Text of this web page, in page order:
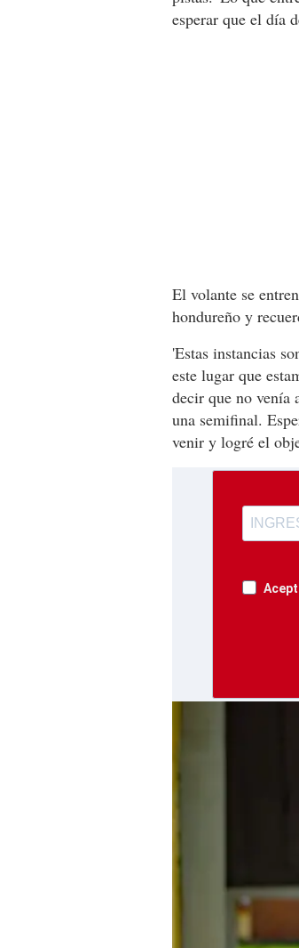
esperar que el día
El volante se
hondureño y
'Estas instancias
este lugar que
decir que no venía
una semifinal.
venir y logré el